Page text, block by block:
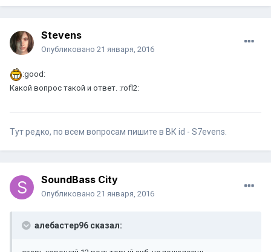
Stevens
Опубликовано 21 января, 2016
:good:
Какой вопрос такой и ответ. :rofl2:
Тут редко, по всем вопросам пишите в ВК id - S7evens.
SoundBass City
Опубликовано 21 января, 2016
алебастер96 сказал: